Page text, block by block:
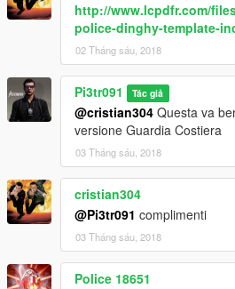
http://www.lcpdfr.com/
police-dinghy-template-
02 Tháng sáu, 2018
Pi3tr091 Tác giả
@cristian304 Questa va
versione Guardia Costiera
03 Tháng sáu, 2018
cristian304
@Pi3tr091 complimenti
03 Tháng sáu, 2018
Police 18651